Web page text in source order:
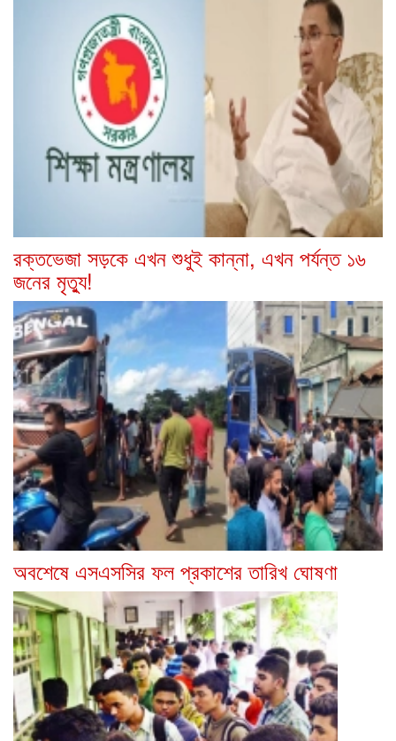
রক্তভেজা সড়কে এখন শুধুই কান্না, এখন পর্যন্ত ১৬
জনের মৃত্যু!
অবশেষে এসএসসির ফল প্রকাশের তারিখ ঘোষণা